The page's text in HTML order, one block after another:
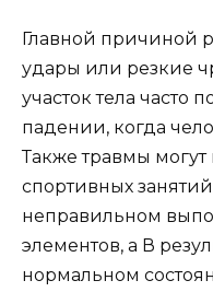
Главной причиной
удары или резкие
участок тела часто
падении, когда
Также травмы могут
спортивных
неправильном
элементов, а В
нормальном